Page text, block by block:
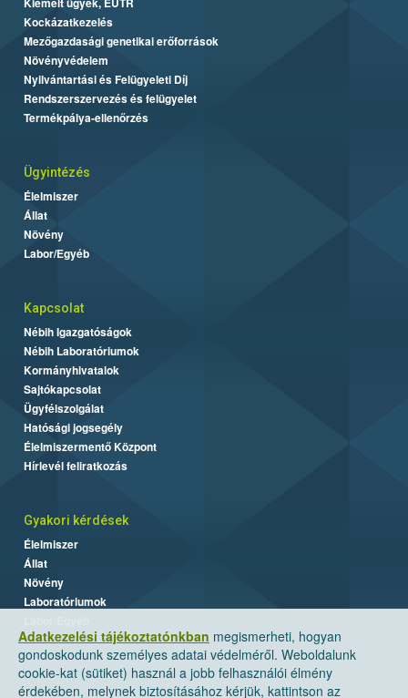
Adatkezelési tájékoztatónkban megismerheti, hogyan
gondoskodunk személyes adatai védelméről. Weboldalunk
cookie-kat (sütiket) használ a jobb felhasználói élmény
érdekében, melynek biztosításához kérjük, kattintson az
Kockázatkezelés
Mezőgazdasági genetikai erőforrások
Növényvédelem
Nyilvántartási és Felügyeleti Díj
Rendszerszervezés és felügyelet
Termékpálya-ellenőrzés
Ügyintézés
Élelmiszer
Állat
Növény
Labor/Egyéb
Kapcsolat
Nébih Igazgatóságok
Nébih Laboratóriumok
Kormányhivatalok
Sajtókapcsolat
Ügyfélszolgálat
Hatósági jogsegély
Élelmiszermentő Központ
Hírlevél feliratkozás
Gyakori kérdések
Élelmiszer
Állat
Növény
Laboratóriumok